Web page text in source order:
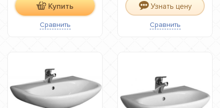
Купить
Сравнить
Узнать цену
Сравнить